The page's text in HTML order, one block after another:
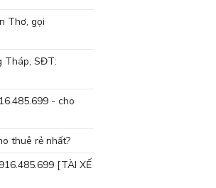
Thơ, gọi
Tháp, SĐT:
- cho
thuê rẻ nhất?
[TÀI XẾ